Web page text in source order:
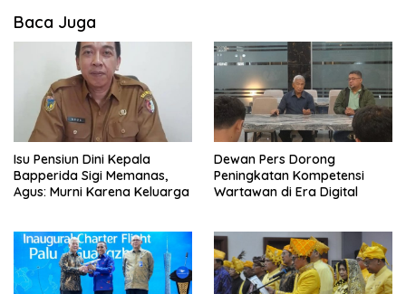
Baca Juga
Isu Pensiun Dini Kepala
Bapperida Sigi Memanas,
Agus: Murni Karena Keluarga
Dewan Pers Dorong
Peningkatan Kompetensi
Wartawan di Era Digital